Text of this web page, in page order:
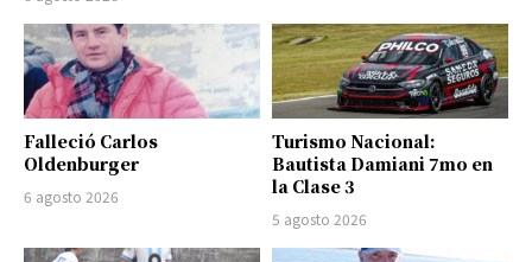
Falleció Carlos
Oldenburger
6 agosto 2026
Turismo Nacional:
Bautista Damiani 7mo en
la Clase 3
5 agosto 2026